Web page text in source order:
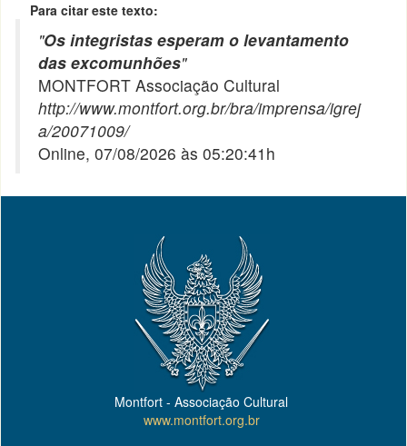
Para citar este texto:
"Os integristas esperam o levantamento
das excomunhões"
MONTFORT Associação Cultural
http://www.montfort.org.br/bra/imprensa/igrej
a/20071009/
Online, 07/08/2026 às 05:20:41h
Montfort - Associação Cultural
www.montfort.org.br